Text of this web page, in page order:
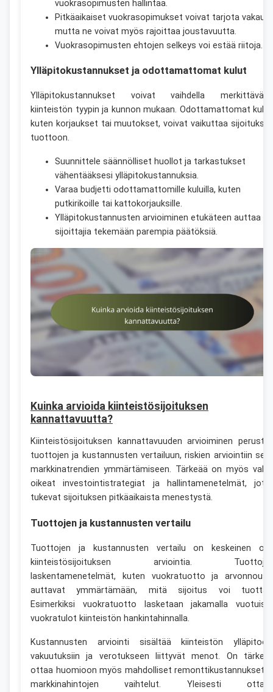
vuokrasopimusten hallintaa.
Pitkäaikaiset vuokrasopimukset voivat tarjota
mutta ne voivat myös rajoittaa joustavuutta.
Vuokrasopimusten ehtojen selkeys voi estää riitoja.
Ylläpitokustannukset ja odottamattomat kulut
Ylläpitokustannukset voivat vaihdella
kiinteistön tyypin ja kunnon mukaan. Odottamattomat
kuten korjaukset tai muutokset, voivat vaikuttaa
tuottoon.
Suunnittele säännölliset huollot ja tarkastukset
vähentääksesi ylläpitokustannuksia.
Varaa budjetti odottamattomille kuluilla, kuten
putkirikoille tai kattokorjauksille.
Ylläpitokustannusten arvioiminen etukäteen auttaa
sijoittajia tekemään parempia päätöksiä.
Kuinka arvioida kiinteistösijoituksen
kannattavuutta?
Kiinteistösijoituksen kannattavuuden arvioiminen
tuottojen ja kustannusten vertailuun, riskien arviointiin
markkinatrendien ymmärtämiseen. Tärkeää on myös
oikeat investointistrategiat ja hallintamenetelmät,
tukevat sijoituksen pitkäaikaista menestystä.
Tuottojen ja kustannusten vertailu
Tuottojen ja kustannusten vertailu on keskeinen
kiinteistösijoituksen arviointia.
laskentamenetelmät, kuten vuokratuotto ja
auttavat ymmärtämään, mitä sijoitus voi
Esimerkiksi vuokratuotto lasketaan jakamalla
vuokratulot kiinteistön hankintahinnalla.
Kustannusten arviointi sisältää kiinteistön
vakuutuksiin ja verotukseen liittyvät menot. On
ottaa huomioon myös mahdolliset remonttikustannukset
markkinahintojen vaihtelut. Yleisesti